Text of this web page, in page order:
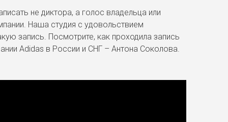
не диктора, а голос владельца или
Наша студия с удовольствием
запись. Посмотрите, как проходила запись
Adidas в России и СНГ – Антона Соколова.